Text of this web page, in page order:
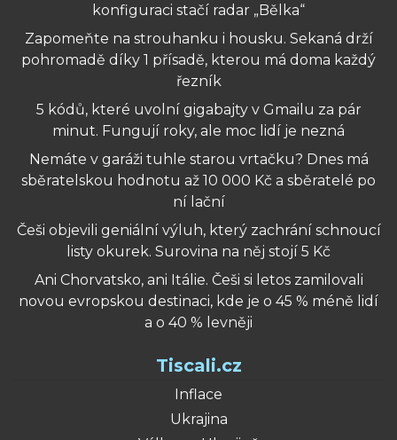
konfiguraci stačí radar „Bělka“
Zapomeňte na strouhanku i housku. Sekaná drží
pohromadě díky 1 přísadě, kterou má doma každý
řezník
5 kódů, které uvolní gigabajty v Gmailu za pár
minut. Fungují roky, ale moc lidí je nezná
Nemáte v garáži tuhle starou vrtačku? Dnes má
sběratelskou hodnotu až 10 000 Kč a sběratelé po
ní lační
Češi objevili geniální výluh, který zachrání schnoucí
listy okurek. Surovina na něj stojí 5 Kč
Ani Chorvatsko, ani Itálie. Češi si letos zamilovali
novou evropskou destinaci, kde je o 45 % méně lidí
a o 40 % levněji
Tiscali.cz
Inflace
Ukrajina